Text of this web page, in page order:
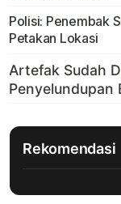
Polisi: Penembak
Petakan Lokasi
Rekomendasi